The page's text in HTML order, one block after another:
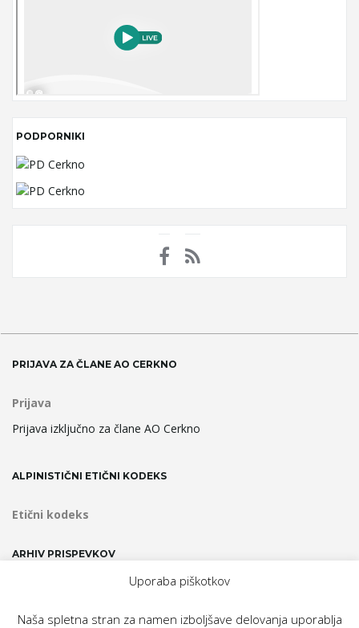
PODPORNIKI
PRIJAVA ZA ČLANE AO CERKNO
Prijava
Prijava izključno za člane AO Cerkno
ALPINISTIČNI ETIČNI KODEKS
Etični kodeks
ARHIV PRISPEVKOV
Uporaba piškotkov
Naša spletna stran za namen izboljšave delovanja uporablja